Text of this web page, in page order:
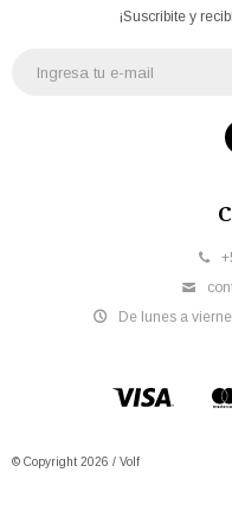
De lunes a
¡Suscribite y
© Copyright 2026 / Volf